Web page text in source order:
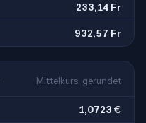
233,14 Fr
932,57 Fr
Mittelkurs, gerundet
1,0723 €